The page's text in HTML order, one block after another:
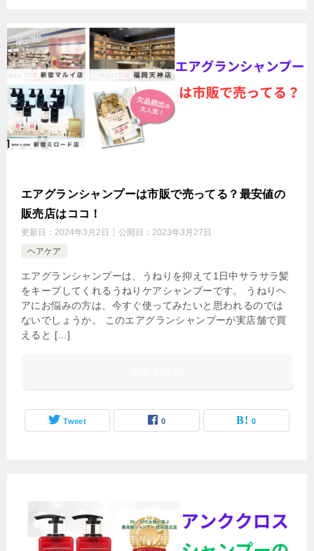
エアグランシャンプーは市販で売ってる？最安値の
販売店はココ！
更新日： 2024年3月2日 公開日： 2023年3月27日
ヘアケア
エアグランシャンプーは、うねりを抑えて1日中サラサラ髪
をキープしてくれるうねりケアシャンプーです。 うねりヘ
アにお悩みの方は、今すぐ使ってみたいと思われるのでは
ないでしょうか。 このエアグランシャンプーが実店舗で買
えると […]
Tweet 0 0